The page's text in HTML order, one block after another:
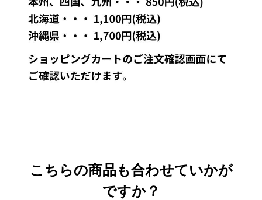
こちらの商品も合わせていかが
ですか？